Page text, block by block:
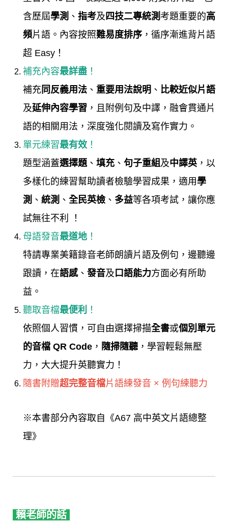
含歷屆學測 、 指考及 四技二專統測考題重要的高
頻片語。內容按照難易度排序 ，循序漸進背片語
超 Easy！
補充內容最詳盡 ！
補充 同反義用法 、 重要用法說明 、 比較近似片語
及延伸內容學習 ，且附例句及中譯，融會貫通片
語的相關用法，深度強化閱讀及寫作實力。
單元練習最有效 ！
題型涵蓋選擇題、 填充 、 句子重組及中譯英 ，以
多樣化的練習幫助讀者檢驗學習成果，適用 學
測 、 統測 、 全民英檢、 多益等各項考試，讓你應
試無往不利 ！
母語發音最道地 ！
特請專業美籍錄音老師朗讀片語及例句，邊聽邊
跟讀，在語感、 發音及 口語能力方面必有所助
益。
聽取音檔最便利
！
依照個人習慣，可自由選擇掃描全書或個別單元
的音檔 QR Code ， 隨掃隨聽 ，學習輕鬆無壓
力，大大提升英聽實力！
隨書附贈超完整音檔片語練發音 × 例句練聽力
※本書部分內容取自《A67 高中英文片語總整
理》
賴老師的話